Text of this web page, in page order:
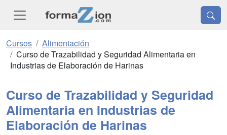
Cursos
Alimentación
Curso de Trazabilidad y Seguridad Alimentaria en
Industrias de Elaboración de Harinas
Curso de Trazabilidad y Seguridad
Alimentaria en Industrias de
Elaboración de Harinas